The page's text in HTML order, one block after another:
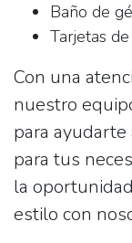
Baño de
Tarjetas
Con una
nuestro
para
para tus
la
estilo con